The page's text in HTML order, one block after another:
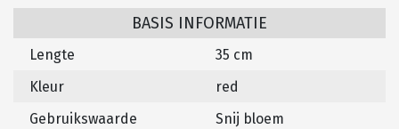
BASIS INFORMATIE
Lengte
35 cm
Kleur
red
Gebruikswaarde
Snij bloem